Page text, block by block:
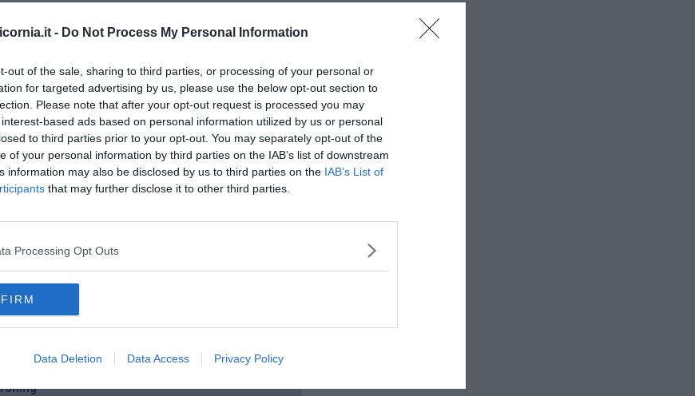
- Do Not Process My Personal Information
out of the sale, sharing to third parties, or processing of your personal or
for targeted advertising by us, please use the below opt-out section to
Please note that after your opt-out request is processed you may
based ads based on personal information utilized by us or personal
to third parties prior to your opt-out. You may separately opt-out of the
of your personal information by third parties on the IAB’s list of downstream
information may also be disclosed by us to third parties on the IAB’s List of
that may further disclose it to other third parties.
Processing Opt Outs
Data Deletion Data Access Privacy Policy
Santoro
della complessità
legge e l’impegno dei Cittadini
e salute umana
convegno
CORRIDOIO BLU
il full electric sui traghetti